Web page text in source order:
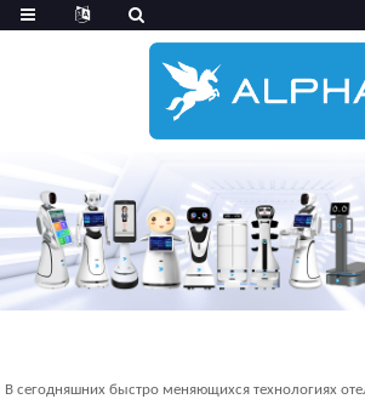
В сегодняшних быстро меняющихся технологиях